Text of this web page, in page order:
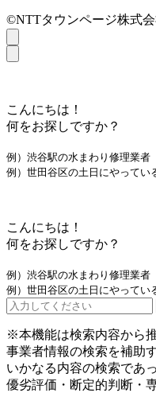
©NTTタウンページ株式会
こんにちは！
何をお探しですか？
例）渋谷駅の水まわり修理業者
例）世田谷区の土日にやってい
こんにちは！
何をお探しですか？
例）渋谷駅の水まわり修理業者
例）世田谷区の土日にやってい
※本機能は検索内容から
事業者情報の検索を補助
いかなる内容の検索であ
優劣評価・断定的判断・